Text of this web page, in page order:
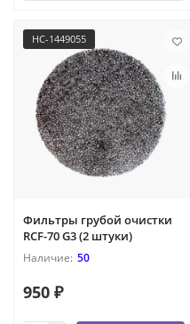
НС-1449055
Фильтры грубой очистки
RCF-70 G3 (2 штуки)
50
950 ₽